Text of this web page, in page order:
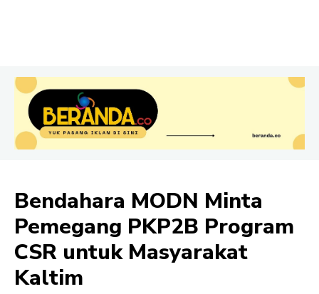
Bendahara MODN Minta
Pemegang PKP2B Program
CSR untuk Masyarakat
Kaltim